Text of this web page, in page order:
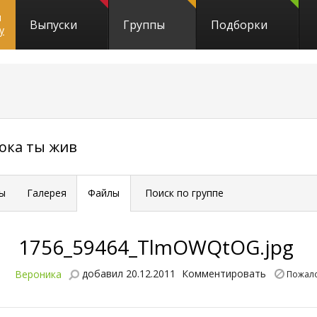
Выпуски Группы Подборки
ты жив
Галерея Файлы Поиск по группе
1756_59464_TlmOWQtOG.jpg
Вероника добавил 20.12.2011 Комментировать